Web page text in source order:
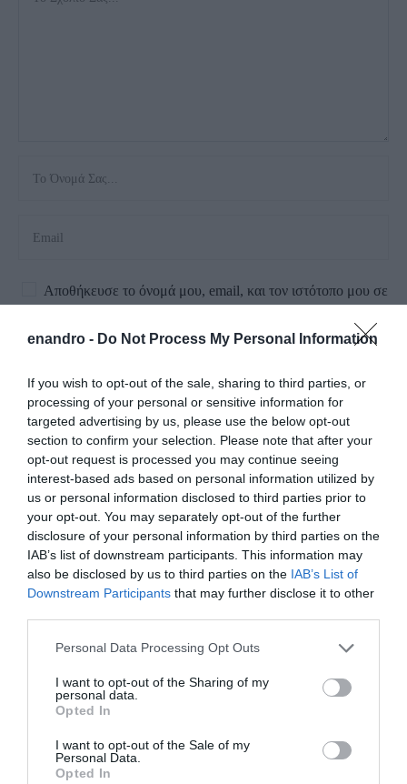
enandro - Do Not Process My Personal Information
If you wish to opt-out of the sale, sharing to third parties, or
processing of your personal or sensitive information for
targeted advertising by us, please use the below opt-out
section to confirm your selection. Please note that after your
opt-out request is processed you may continue seeing
interest-based ads based on personal information utilized by
us or personal information disclosed to third parties prior to
your opt-out. You may separately opt-out of the further
disclosure of your personal information by third parties on the
IAB’s list of downstream participants. This information may
also be disclosed by us to third parties on the IAB’s List of
Downstream Participants that may further disclose it to other
Please note that this website/app uses one or more Google
not limited to your visit or usage behaviour. You may click to
grant or deny consent to Google and its third-party tags to
use your data for below specified purposes in below Google
consent section.
Personal Data Processing Opt Outs
I want to opt-out of the Sharing of my
personal data.
Opted In
I want to opt-out of the Sale of my
Personal Data.
Opted In
Αποθήκευσε το όνομά μου, email, και τον ιστότοπο μου σε